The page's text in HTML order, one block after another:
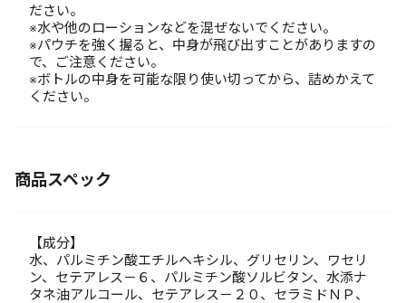
ださい。
※水や他のローションなどを混ぜないでください。
※パウチを強く握ると、中身が飛び出すことがありますの
で、ご注意ください。
※ボトルの中身を可能な限り使い切ってから、詰めかえて
ください。
商品スペック
【成分】
水、パルミチン酸エチルヘキシル、グリセリン、ワセリ
ン、セテアレス－６、パルミチン酸ソルビタン、水添ナ
タネ油アルコール、セテアレス－２０、セラミドＮＰ、